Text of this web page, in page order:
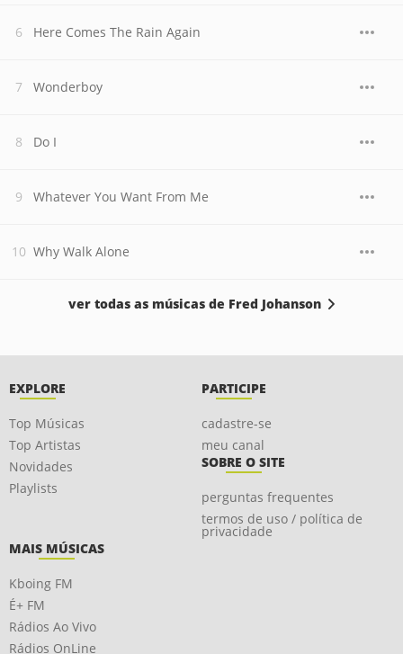
Here Comes The Rain Again
Wonderboy
Do I
Whatever You Want From Me
Why Walk Alone
ver todas as músicas de Fred Johanson
EXPLORE
Top Músicas
Top Artistas
Novidades
Playlists
PARTICIPE
cadastre-se
meu canal
SOBRE O SITE
perguntas frequentes
termos de uso / política de
privacidade
MAIS MÚSICAS
Kboing FM
É+ FM
Rádios Ao Vivo
Rádios OnLine